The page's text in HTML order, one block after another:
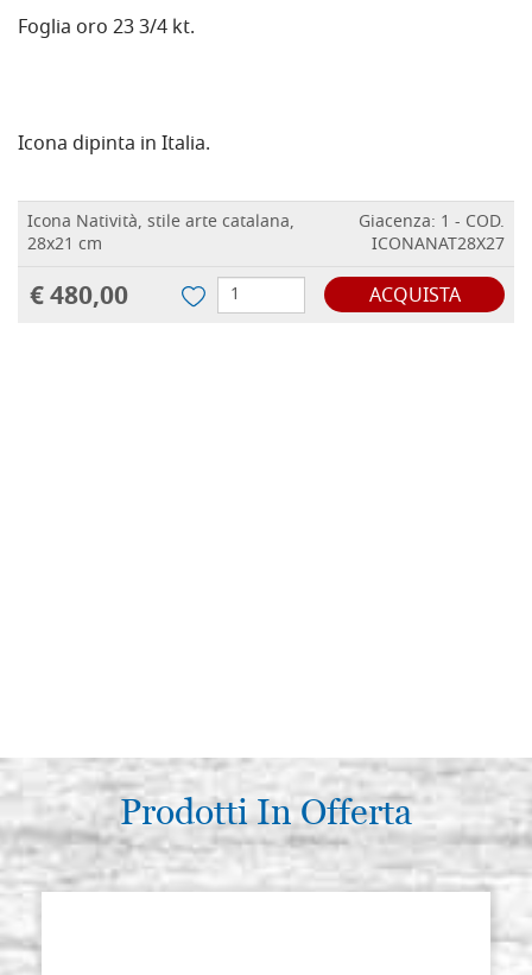
Foglia oro 23 3/4 kt.
Icona dipinta in Italia.
Icona Natività, stile arte catalana,
28x21 cm
Giacenza: 1 - COD.
ICONANAT28X27
€ 480,00 ACQUISTA
Prodotti In Offerta